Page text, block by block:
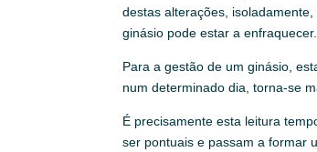
destas alterações,
ginásio pode estar a enfraquecer.
Para a gestão de um ginásio,
num determinado dia, torna-se
É precisamente esta leitura
ser pontuais e passam a formar